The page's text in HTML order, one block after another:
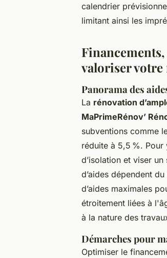
calendrier
limitant ainsi les
valoriser votre
Panorama des
La rénovation
MaPrimeRénov’
subventions comme
réduite à 5,5 %. Pour
d’isolation et viser
d’aides dépendent
d’aides maximales
étroitement liées à
à la nature des
Démarches pour
Optimiser le